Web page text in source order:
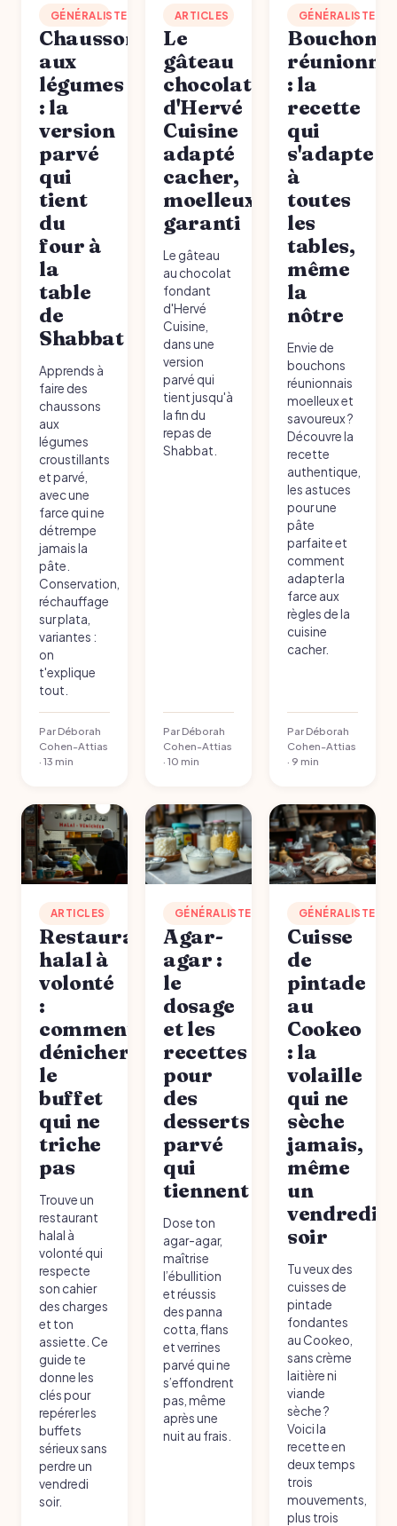
GÉNÉRALISTE
Chausson
aux
légumes
: la
version
parvé
qui
tient
du
four à
la
table
de
Shabbat
Apprends à
faire des
chaussons
aux
légumes
croustillants
et parvé,
avec une
farce qui ne
détrempe
jamais la
pâte.
Conservation,
réchauffage
sur plata,
variantes :
on
t'explique
tout.
Par Déborah
Cohen-Attias
· 13 min
ARTICLES
Le
gâteau
chocolat
d'Hervé
Cuisine
adapté
cacher,
moelleux
garanti
Le gâteau
au chocolat
fondant
d'Hervé
Cuisine,
dans une
version
parvé qui
tient jusqu'à
la fin du
repas de
Shabbat.
Par Déborah
Cohen-Attias
· 10 min
GÉNÉRALISTE
Bouchons
: la
recette
qui
s'adapte
à
toutes
les
tables,
même
la
nôtre
Envie de
bouchons
réunionnais
moelleux et
savoureux ?
Découvre la
recette
authentique,
les astuces
pour une
pâte
parfaite et
comment
adapter la
farce aux
règles de la
cuisine
cacher.
Par Déborah
Cohen-Attias
· 9 min
ARTICLES
Restaurant
halal à
volonté
:
comment
dénicher
le
buffet
qui ne
triche
pas
Trouve un
restaurant
halal à
volonté qui
respecte
son cahier
des charges
et ton
assiette. Ce
guide te
donne les
clés pour
repérer les
buffets
sérieux sans
perdre un
vendredi
soir.
GÉNÉRALISTE
Agar-
agar :
le
dosage
et les
recettes
pour
des
desserts
parvé
qui
tiennent
Dose ton
agar-agar,
maîtrise
l’ébullition
et réussis
des panna
cotta, flans
et verrines
parvé qui ne
s’effondrent
pas, même
après une
nuit au frais.
GÉNÉRALISTE
Cuisse
de
pintade
au
Cookeo
: la
volaille
qui ne
sèche
jamais,
même
un
vendredi
soir
Tu veux des
cuisses de
pintade
fondantes
au Cookeo,
sans crème
laitière ni
viande
sèche ?
Voici la
recette en
deux temps
trois
mouvements,
plus trois